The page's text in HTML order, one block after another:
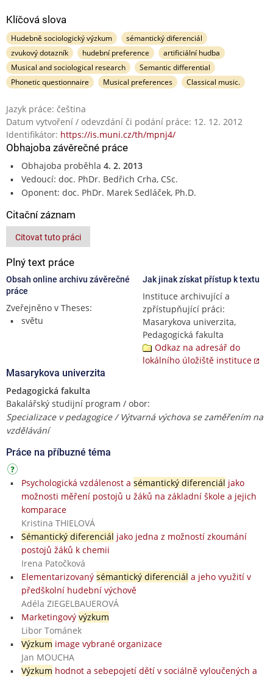
Klíčová slova
Hudebně sociologický výzkum
sémantický diferenciál
zvukový dotazník
hudební preference
artificiální hudba
Musical and sociological research
Semantic differential
Phonetic questionnaire
Musical preferences Classical music.
Jazyk práce: čeština
Datum vytvoření / odevzdání či podání práce: 12. 12. 2012
Identifikátor: https://is.muni.cz/th/mpnj4/
Obhajoba závěrečné práce
Obhajoba proběhla 4. 2. 2013
Vedoucí: doc. PhDr. Bedřich Crha, CSc.
Oponent: doc. PhDr. Marek Sedláček, Ph.D.
Citační záznam
Citovat tuto práci
Plný text práce
Obsah online archivu závěrečné
práce
Zveřejněno v Theses:
světu
Jak jinak získat přístup k textu
Instituce archivující a
zpřístupňující práci:
Masarykova univerzita,
Pedagogická fakulta
Odkaz na adresář do
lokálního úložiště instituce
Masarykova univerzita
Pedagogická fakulta
Bakalářský studijní program / obor:
Specializace v pedagogice / Výtvarná výchova se zaměřením na
vzdělávání
Práce na příbuzné téma
Psychologická vzdálenost a sémantický diferenciál jako
možnosti měření postojů u žáků na základní škole a jejich
komparace
Kristina THIELOVÁ
Sémantický diferenciál jako jedna z možností zkoumání
postojů žáků k chemii
Irena Patočková
Elementarizovaný sémantický diferenciál a jeho využití v
předškolní hudební výchově
Adéla ZIEGELBAUEROVÁ
Marketingový výzkum
Libor Tománek
Výzkum image vybrané organizace
Jan MOUCHA
Výzkum hodnot a sebepojetí dětí v sociálně vyloučených a